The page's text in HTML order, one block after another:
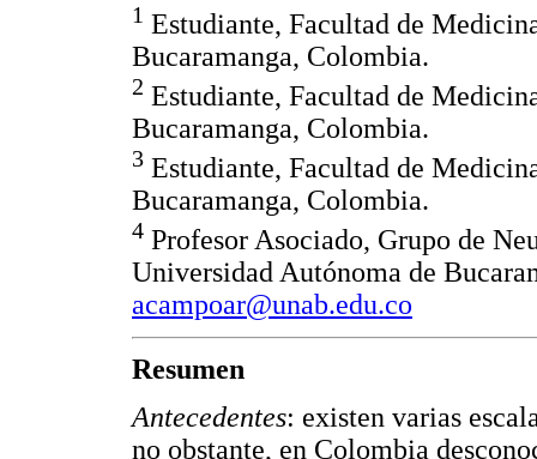
1 Estudiante, Facultad de
Bucaramanga, Colombia.
2 Estudiante, Facultad de
Bucaramanga, Colombia.
3 Estudiante, Facultad de
Bucaramanga, Colombia.
4 Profesor Asociado, Grupo de
Universidad Autónoma de
acampoar@unab.edu.co
Resumen
Antecedentes: existen varias
no obstante, en Colombia